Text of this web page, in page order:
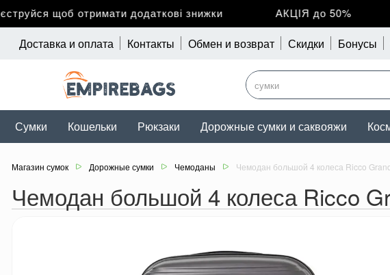
щоб отримати додаткові знижки АКЦІЯ до 50%
Доставка и оплата Контакты Обмен и возврат Скидки Бонусы
Сумки Кошельки Рюкзаки Дорожные сумки и саквояжи
Магазин сумок Дорожные сумки Чемоданы Чемодан большой 4 колеса Ricco
Чемодан большой 4 колеса Ricco